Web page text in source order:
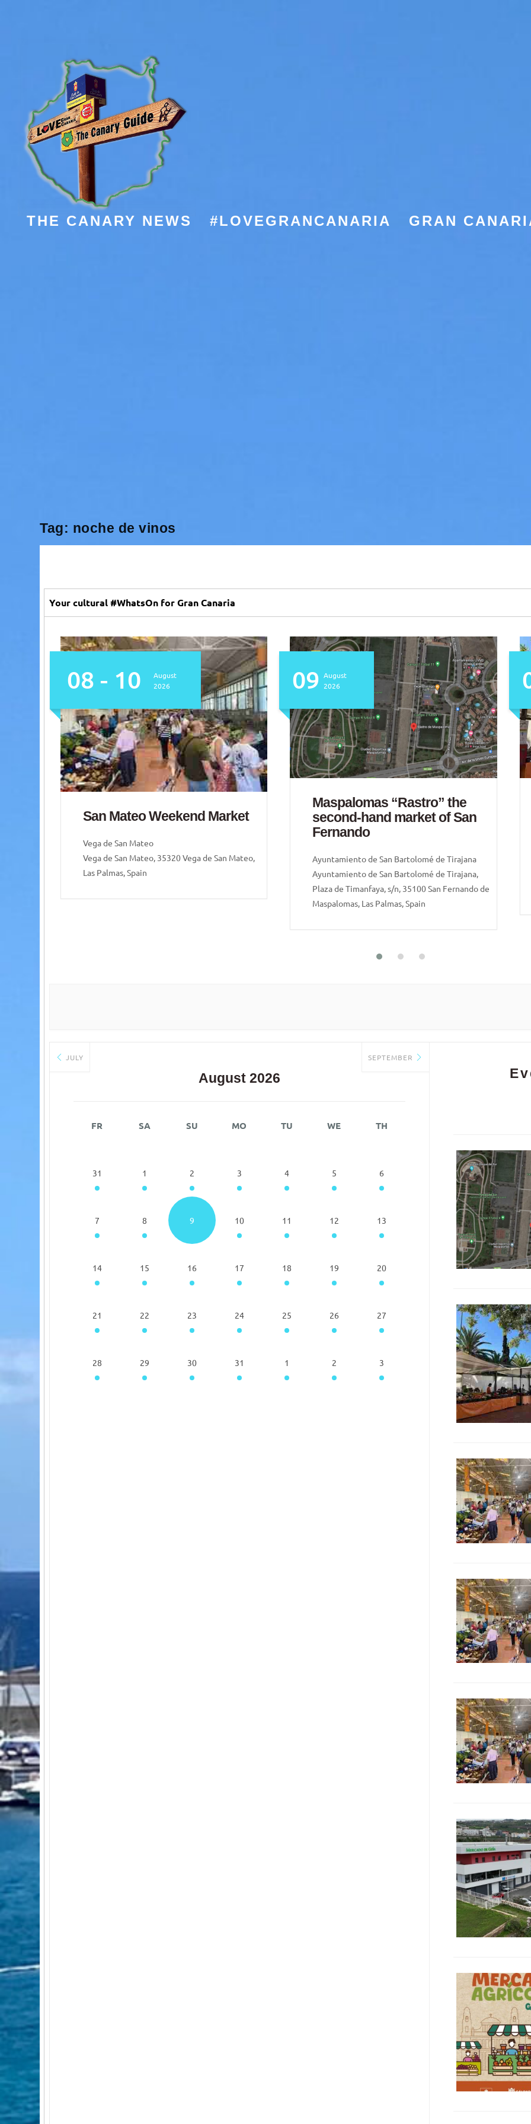
THE CANARY NEWS #LOVEGRANCANARIA GRAN
Tag: noche de vinos
Your cultural #WhatsOn for Gran Canaria
08 - 10
August
2026
San Mateo Weekend Market
Vega de San Mateo
Vega de San Mateo, 35320 Vega de San Mateo,
Las Palmas, Spain
09 August
2026
Maspalomas “Rastro” the
second-hand market of San
Fernando
Ayuntamiento de San Bartolomé de Tirajana
Ayuntamiento de San Bartolomé de Tirajana,
Plaza de Timanfaya, s/n, 35100 San Fernando de
Maspalomas, Las Palmas, Spain
JULY
August 2026
SEPTEMBER
FR SA SU MO TU WE TH
31 1 2 3 4 5 6
7 8 9 10 11 12 13
14 15 16 17 18 19 20
21 22 23 24 25 26 27
28 29 30 31 1 2 3